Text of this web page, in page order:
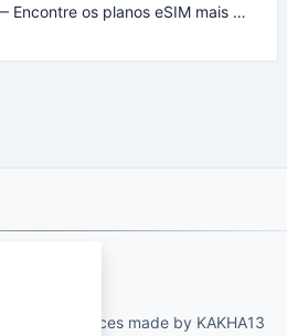
CheapereSIM — Encontre os planos eSIM mais baratos para viajar em 2026
and services made by KAKHA13